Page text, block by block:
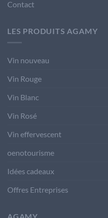
Contact
LES PRODUITS AGAMY
Vin nouveau
Vin Rouge
Vin Blanc
Vin Rosé
Vin effervescent
oenotourisme
Idées cadeaux
Offres Entreprises